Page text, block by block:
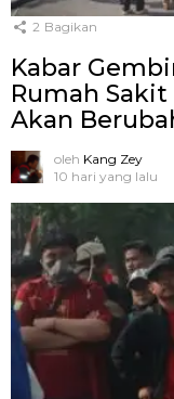
2 Bagikan
Kabar
Rumah
Akan
oleh Kang Zey
10 hari yang lalu